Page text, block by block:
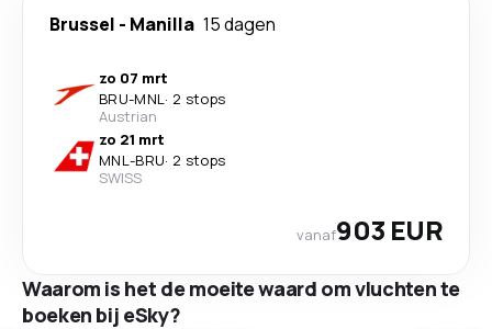
Brussel - Manilla 15 dagen
zo 07 mrt
BRU-MNL· 2 stops
Austrian
zo 21 mrt
MNL-BRU· 2 stops
SWISS
vanaf903 EUR
Waarom is het de moeite waard om vluchten te
boeken bij eSky?